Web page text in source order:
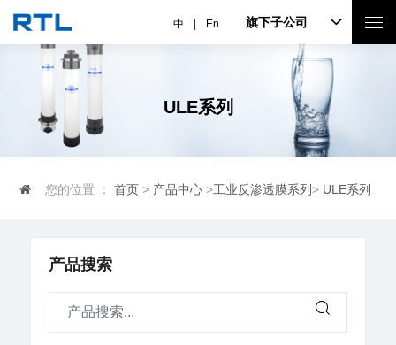
中 En 旗下子公司
ULE系列
您的位置 ：首页 > 产品中心 >工业反渗透膜系列> ULE系列
产品搜索